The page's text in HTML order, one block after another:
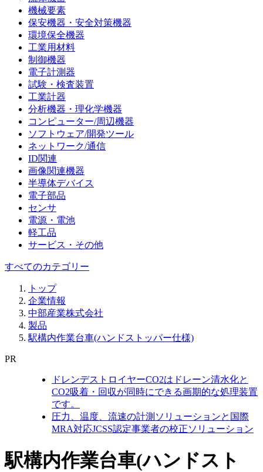
機械要素
保安機器・安全対策機器
環境保全機器
工業用材料
制御機器
電子計測器
試験・検査装置
工業計器
分析機器・理化学機器
コンピューター/周辺機器
ソフトウェア/開発ツール
ネットワーク/通信
ID関連
画像関連機器
半導体デバイス
電子部品
センサ
電源・電池
軽工品
サービス・その他
すべてのカテゴリー
トップ
企業情報
中部産業株式会社
製品
駅構内作業台車(ハンドストッパー仕様)
PR
ドレンデストロイヤーCO2はドレーン清水化と
CO2吸着・回収が同時にできる画期的な処理装置
です。
圧力、温度、流速の計測ソリューションと国際
MRA対応JCSS認定事業者の校正ソリューション
駅構内作業台車(ハンドスト